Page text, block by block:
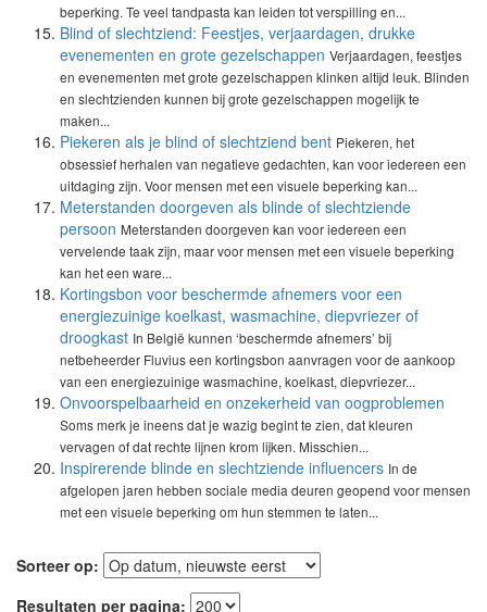
beperking. Te veel tandpasta kan leiden tot verspilling en...
Blind of slechtziend: Feestjes, verjaardagen, drukke
evenementen en grote gezelschappen Verjaardagen, feestjes
en evenementen met grote gezelschappen klinken altijd leuk. Blinden
en slechtzienden kunnen bij grote gezelschappen mogelijk te
maken...
Piekeren als je blind of slechtziend bent Piekeren, het
obsessief herhalen van negatieve gedachten, kan voor iedereen een
uitdaging zijn. Voor mensen met een visuele beperking kan...
Meterstanden doorgeven als blinde of slechtziende
persoon Meterstanden doorgeven kan voor iedereen een
vervelende taak zijn, maar voor mensen met een visuele beperking
kan het een ware...
Kortingsbon voor beschermde afnemers voor een
energiezuinige koelkast, wasmachine, diepvriezer of
droogkast In België kunnen ‘beschermde afnemers’ bij
netbeheerder Fluvius een kortingsbon aanvragen voor de aankoop
van een energiezuinige wasmachine, koelkast, diepvriezer...
Onvoorspelbaarheid en onzekerheid van oogproblemen
Soms merk je ineens dat je wazig begint te zien, dat kleuren
vervagen of dat rechte lijnen krom lijken. Misschien...
Inspirerende blinde en slechtziende influencers In de
afgelopen jaren hebben sociale media deuren geopend voor mensen
met een visuele beperking om hun stemmen te laten...
Sorteer op:
Resultaten per pagina: